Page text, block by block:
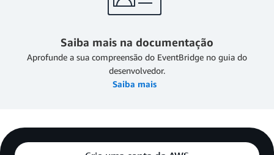
Saiba mais na documentação
Aprofunde a sua compreensão do EventBridge no guia do
desenvolvedor.
Saiba mais